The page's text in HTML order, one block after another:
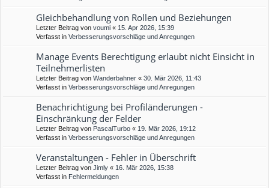
Gleichbehandlung von Rollen und Beziehungen
Letzter Beitrag von voumi « 15. Apr 2026, 15:39
Verfasst in Verbesserungsvorschläge und Anregungen
Manage Events Berechtigung erlaubt nicht Einsicht in
Teilnehmerlisten
Letzter Beitrag von Wanderbahner « 30. Mär 2026, 11:43
Verfasst in Verbesserungsvorschläge und Anregungen
Benachrichtigung bei Profiländerungen -
Einschränkung der Felder
Letzter Beitrag von PascalTurbo « 19. Mär 2026, 19:12
Verfasst in Verbesserungsvorschläge und Anregungen
Veranstaltungen - Fehler in Überschrift
Letzter Beitrag von Jimly « 16. Mär 2026, 15:38
Verfasst in Fehlermeldungen